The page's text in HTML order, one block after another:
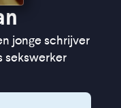
jonge schrijver
sekswerker